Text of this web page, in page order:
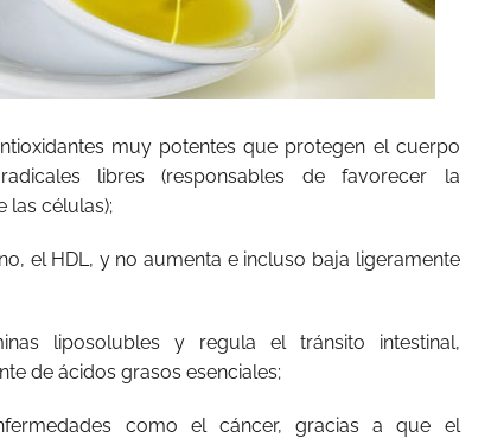
muy potentes que protegen el cuerpo
libres (responsables de favorecer la
las células);
el HDL, y no aumenta e incluso baja ligeramente
liposolubles y regula el tránsito intestinal,
de ácidos grasos esenciales;
como el cáncer, gracias a que el